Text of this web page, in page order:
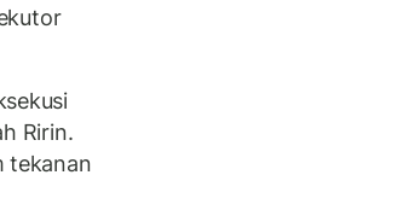
Ririn.
tekanan